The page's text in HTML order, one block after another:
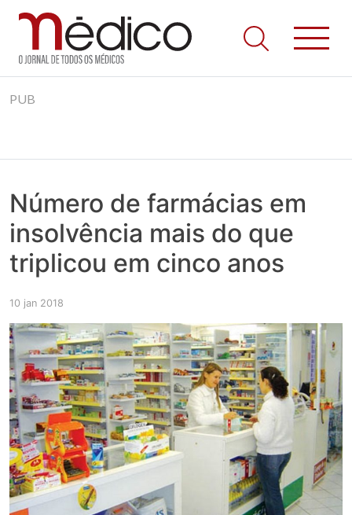
to
Jornal Médico
Médico – O Jornal de Todos os Médicos. Onde as notícias
realmente contam! Tudo o que se passa na Saúde!
PUB
Número de farmácias em
insolvência mais do que
triplicou em cinco anos
10 jan 2018